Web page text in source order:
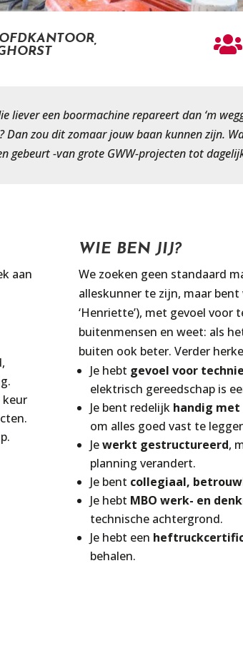

liever een boormachine repareert dan ‘m
zou dit zomaar jouw baan kunnen zijn.
-van grote GWW-projecten tot
aan
keur
WIE BEN JIJ?
We zoeken geen standaard
alleskunner te zijn, maar bent
‘Henriette’), met gevoel voor
buitenmensen en weet: als
buiten ook beter. Verder
Je hebt gevoel voor
elektrisch gereedschap is
Je bent redelijk handig
om alles goed vast te
Jewerkt gestructureerd,
planning verandert.
Je bent collegiaal,
Je hebt MBO werk- en
technische achtergrond.
Je hebt een
behalen.